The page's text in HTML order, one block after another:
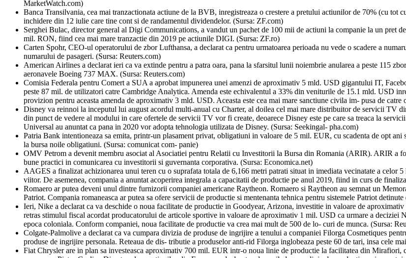
MarketWatch.com)
Banca Transilvania, cea mai tranzactionata actiune de la BVB, inregistreaza o crestere a pretului actiunilor de 70% (cu tot
inchidere din 12 iulie care tine cont si de randamentul dividendelor. (Sursa: ZF.com)
Serghei Bulac, director general al Digi Communications, a vandut un pachet de 100 mii de actiuni la companie la un pret
mil. RON, fiind cea mai mare tranzactie din 2019 pe actiunile DIGI. (Sursa: ZF.ro)
Carten Spohr, CEO-ul operatorului de zbor Lufthansa, a declarat ca pentru urmatoarea perioada nu vede o scadere a
numarului de pasageri. (Sursa: Reuters.com)
American Airlines a declarat ieri ca va extinde pentru a patra oara, pana la sfarsitul lunii noiembrie anularea a peste 115
aeronavele Boeing 737 MAX. (Sursa: Reuters.com)
Comisia Federala pentru Comert a SUA a aprobat impunerea unei amenzi de aproximativ 5 mld. USD gigantului IT,
peste 87 mil. de utilizatori catre Cambridge Analytica. Amenda este echivalentul a 33% din veniturile de 15.1 mld. USD
provizion pentru aceasta amenda de aproximativ 3 mld. USD. Aceasta este cea mai mare sanctiune civila im- pusa de catre
Disney va reinnoi la inceputul lui august acordul multi-anual cu Charter, al doilea cel mai mare distribuitor de servicii TV
din punct de vedere al modului in care ofertele de servicii TV vor fi create, deoarece Disney este pe care sa treaca la
Universal au anuntat ca pana in 2020 vor adopta tehnologia utilizata de Disney. (Sursa: Seekingal- pha.com)
Patria Bank intentioneaza sa emita, printr-un plasament privat, obligatiuni in valoare de 5 mil. EUR, cu scadenta de opt
la bursa noile obligatiuni. (Sursa: comunicat com- panie)
OMV Petrom a devenit membru asociat al Asociatiei pentru Relatii cu Investitorii la Bursa din Romania (ARIR). ARIR a
bune practici in comunicarea cu investitorii si guvernanta corporativa. (Sursa: Economica.net)
AAGES a finalizat achizionarea unui teren cu o suprafata totala de 6,166 metri patrati situat in imediata vecinatate a celor
viitor. De asemenea, compania a anuntat acoperirea integrala a capacitatii de productie pe anul 2019, fiind in curs de
Romaero ar putea deveni unul dintre furnizorii companiei americane Raytheon. Romaero si Raytheon au semnat un
Patriot. Compania romaneasca ar putea sa ofere servicii de productie si mentenanta tehnica pentru sistemele Patriot
Ieri, Nike a declarat ca va deschide o noua facilitate de productie in Goodyear, Arizona, investitie in valoare de
retras stimulul fiscal acordat producatorului de articole sportive in valoare de aproximativ 1 mil. USD ca urmare a deciziei
epoca coloniala. Conform companiei, noua facilitate de productie va crea mai mult de 500 de lo- curi de munca. (Sursa:
Colgate-Palmolive a declarat ca va cumpara divizia de produse de ingrijire a tenului a companiei Filorga Cosmetiques
produse de ingrijire personala. Reteaua de dis- tributie a produselor anti-rid Filorga inglobeaza peste 60 de tari, insa cele
Fiat Chrysler are in plan sa investeasca aproximativ 700 mil. EUR intr-o noua linie de productie la facilitatea din